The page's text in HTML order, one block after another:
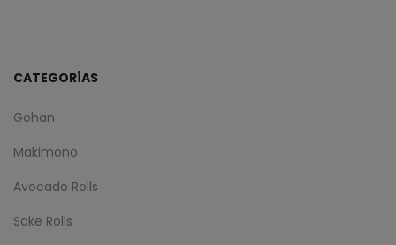
CATEGORÍAS
Gohan
Makimono
Avocado Rolls
Sake Rolls